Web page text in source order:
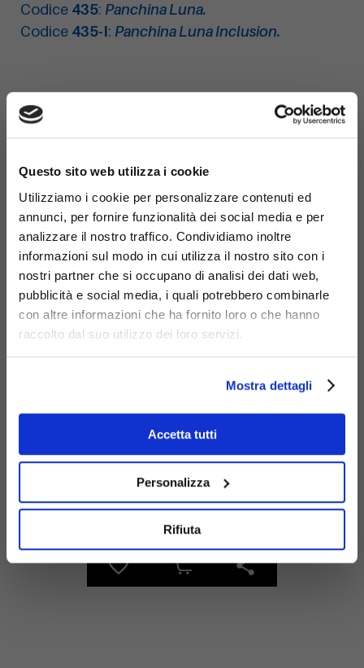
Questo sito web utilizza i cookie
Utilizziamo i cookie per personalizzare contenuti ed
annunci, per fornire funzionalità dei social media e per
analizzare il nostro traffico. Condividiamo inoltre
informazioni sul modo in cui utilizza il nostro sito con i
nostri partner che si occupano di analisi dei dati web,
pubblicità e social media, i quali potrebbero combinarle
con altre informazioni che ha fornito loro o che hanno
raccolto dal suo utilizzo dei loro servizi.
Mostra dettagli
Accetta tutti
Personalizza
Rifiuta
Codice 435: Panchina Luna.
Codice 435-I: Panchina Luna Inclusion.
zincato